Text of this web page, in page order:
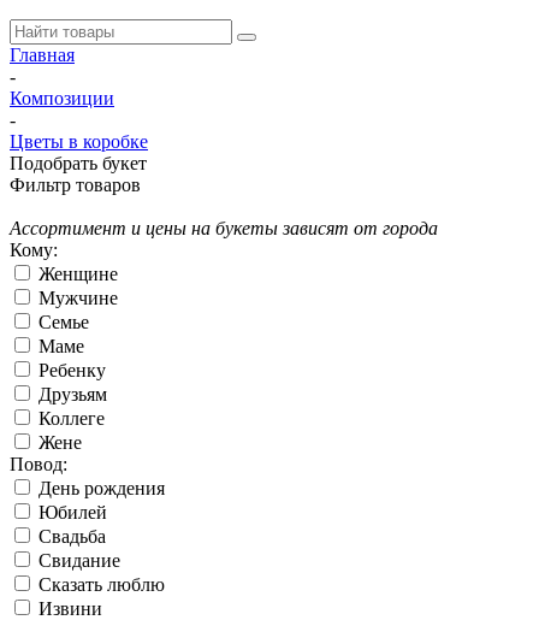
Главная
-
Композиции
-
Цветы в коробке
Подобрать букет
Фильтр товаров
Ассортимент и цены на букеты зависят от города
Кому:
Женщине
Мужчине
Семье
Маме
Ребенку
Друзьям
Коллеге
Жене
Повод:
День рождения
Юбилей
Свадьба
Свидание
Сказать люблю
Извини